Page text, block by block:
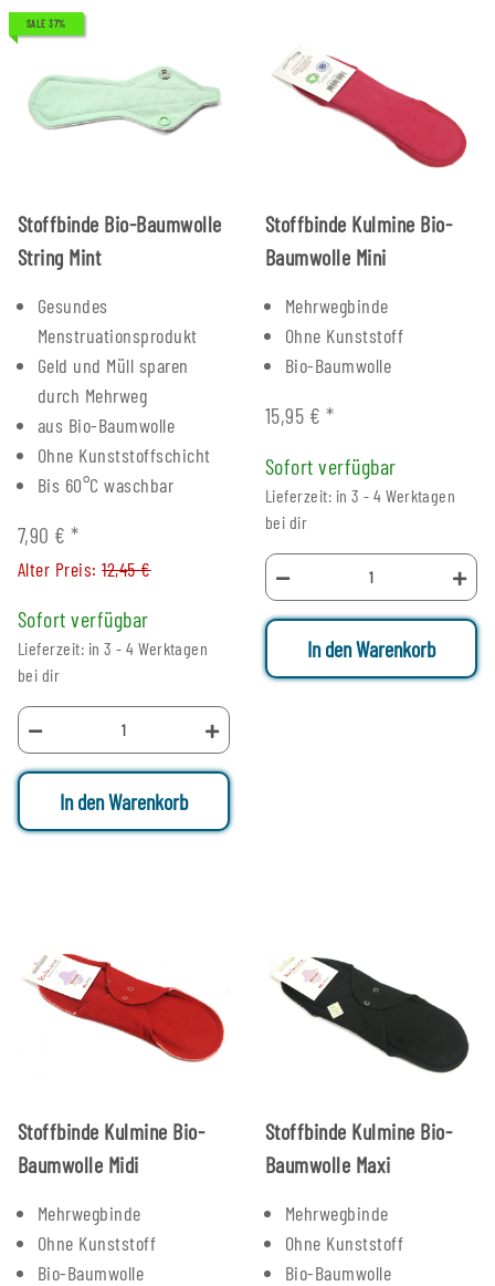
SALE 37%
Stoffbinde Bio-Baumwolle
String Mint
Gesundes
Menstruationsprodukt
Geld und Müll sparen
durch Mehrweg
aus Bio-Baumwolle
Ohne Kunststoffschicht
Bis 60°C waschbar
7,90 €*
Alter Preis:12,45 €
Sofort verfügbar
Lieferzeit: in 3 - 4 Werktagen
bei dir
In den Warenkorb
Stoffbinde Kulmine Bio-
Baumwolle Mini
Mehrwegbinde
Ohne Kunststoff
Bio-Baumwolle
15,95 € *
Sofort verfügbar
Lieferzeit: in 3 - 4 Werktagen
bei dir
In den Warenkorb
Stoffbinde Kulmine Bio-
Baumwolle Midi
Mehrwegbinde
Ohne Kunststoff
Bio-Baumwolle
Stoffbinde Kulmine Bio-
Baumwolle Maxi
Mehrwegbinde
Ohne Kunststoff
Bio-Baumwolle